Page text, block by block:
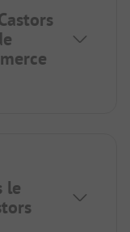
le